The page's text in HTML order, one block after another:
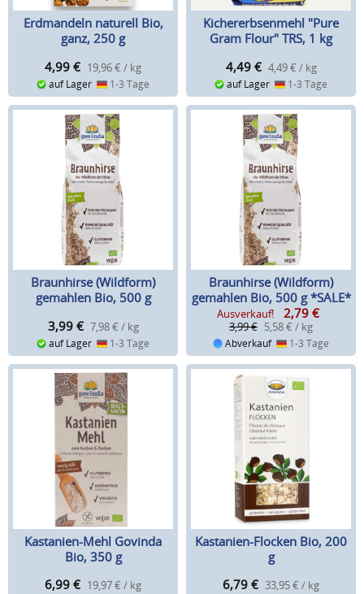
Erdmandeln naturell Bio,
ganz, 250 g
4,99 € 19,96 € / kg
auf Lager 1-3 Tage
Kichererbsenmehl "Pure
Gram Flour" TRS, 1 kg
4,49 € 4,49 € / kg
auf Lager 1-3 Tage
Braunhirse (Wildform)
gemahlen Bio, 500 g
3,99 € 7,98 € / kg
auf Lager 1-3 Tage
Braunhirse (Wildform)
gemahlen Bio, 500 g *SALE*
Ausverkauf! 2,79 €
3,99 € 5,58 € / kg
Abverkauf 1-3 Tage
Kastanien-Mehl Govinda
Bio, 350 g
6,99 € 19,97 € / kg
Kastanien-Flocken Bio, 200
g
6,79 € 33,95 € / kg